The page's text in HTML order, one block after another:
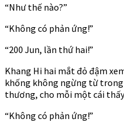
“Như thế nào?”
“Không có phản ứng!”
“200 Jun, lần thứ hai!”
Khang Hi hai mắt đỏ đậm
khống không ngừng từ
thương, cho mỗi một cái
“Không có phản ứng!”